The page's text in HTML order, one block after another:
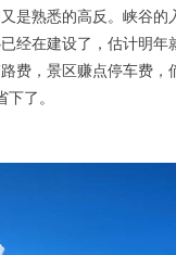
是熟悉的高反。峡谷的
经在建设了，估计明年
费，景区赚点停车费，
了。